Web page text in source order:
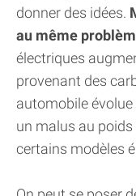
donner des idées.
au même
électriques
provenant des
automobile évolue
un malus au
certains modèles